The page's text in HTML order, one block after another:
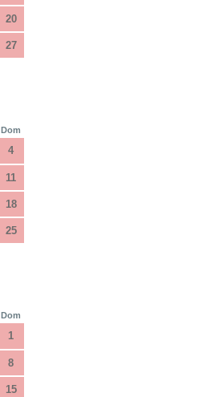
20
27
Dom
4
11
18
25
Dom
1
8
15